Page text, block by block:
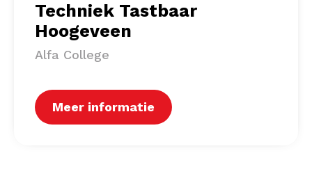
Techniek Tastbaar
Hoogeveen
Alfa College
Meer informatie